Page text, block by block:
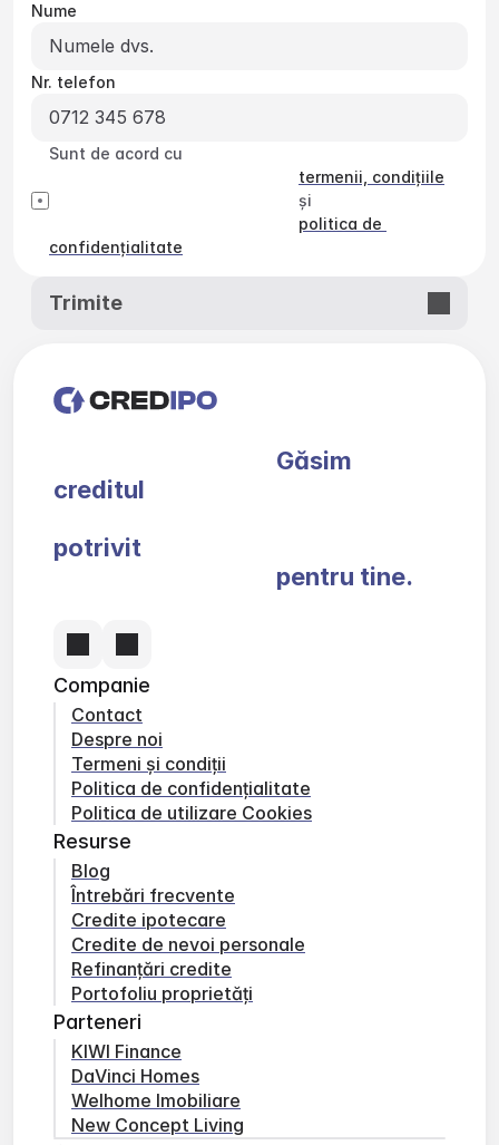
Nume
Nr. telefon
Sunt de acord cu
termenii, condițiile
politica de
confidențialitate
Trimite
creditul
potrivit
Companie
Contact
Despre noi
Termeni și condiții
Politica de confidențialitate
Politica de utilizare Cookies
Resurse
Blog
Întrebări frecvente
Credite ipotecare
Credite de nevoi personale
Refinanțări credite
Portofoliu proprietăți
Parteneri
KIWI Finance
DaVinci Homes
Welhome Imobiliare
New Concept Living